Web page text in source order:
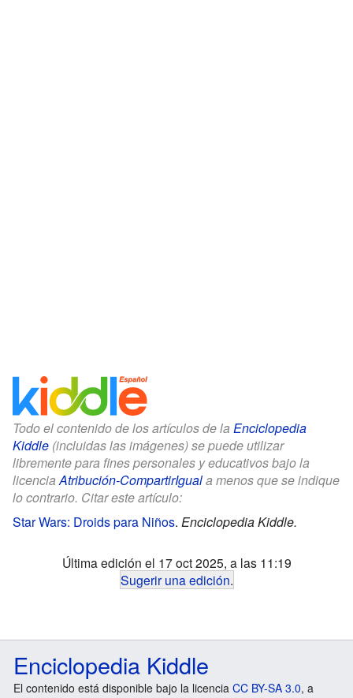
Todo el contenido de los artículos de la Enciclopedia
Kiddle (incluidas las imágenes) se puede utilizar
libremente para fines personales y educativos bajo la
licenciaAtribución-CompartirIguala menos que se indique
lo contrario. Citar este artículo:
Star Wars: Droids para Niños. Enciclopedia Kiddle.
Última edición el 17 oct 2025, a las 11:19
Sugerir una edición.
Enciclopedia Kiddle
El contenido está disponible bajo la licencia CC BY-SA 3.0, a